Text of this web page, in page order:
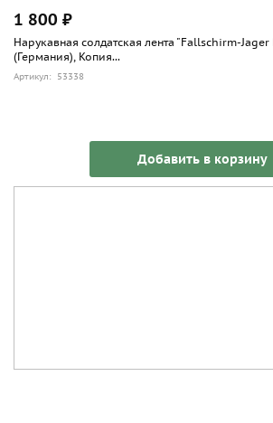
1 800 ₽
Нарукавная солдатская лента "Fallschirm-
(Германия), Копия...
Артикул: 53338
Добавить в корзину